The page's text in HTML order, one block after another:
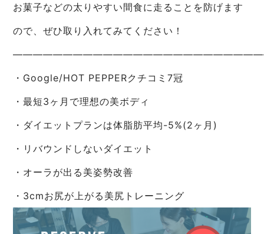
お菓子などの太りやすい間食に走ることを防げます
ので、ぜひ取り入れてみてください！
・Google/HOT PEPPERクチコミ7冠
・最短3ヶ月で理想の美ボディ
・ダイエットプランは体脂肪平均-5%(2ヶ月)
・リバウンドしないダイエット
・オーラが出る美姿勢改善
・3cmお尻が上がる美尻トレーニング